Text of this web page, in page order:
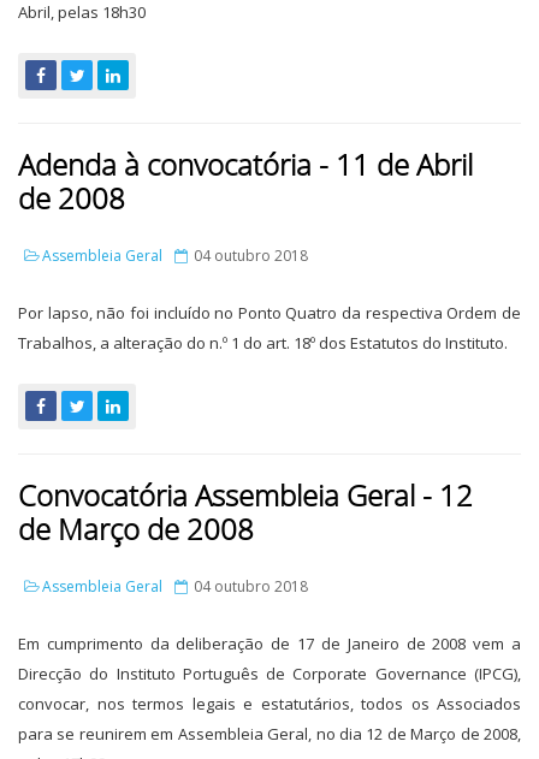
Abril, pelas 18h30
Adenda à convocatória - 11 de Abril
de 2008
Assembleia Geral 04 outubro 2018
Por lapso, não foi incluído no Ponto Quatro da respectiva Ordem de
Trabalhos, a alteração do n.º 1 do art. 18º dos Estatutos do Instituto.
Convocatória Assembleia Geral - 12
de Março de 2008
Assembleia Geral 04 outubro 2018
Em cumprimento da deliberação de 17 de Janeiro de 2008 vem a
Direcção do Instituto Português de Corporate Governance (IPCG),
convocar, nos termos legais e estatutários, todos os Associados
para se reunirem em Assembleia Geral, no dia 12 de Março de 2008,